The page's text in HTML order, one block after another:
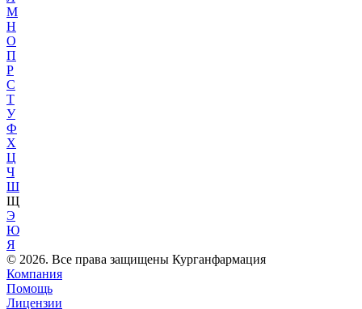
М
Н
О
П
Р
С
Т
У
Ф
Х
Ц
Ч
Ш
Щ
Э
Ю
Я
© 2026. Все права защищены Курганфармация
Компания
Помощь
Лицензии